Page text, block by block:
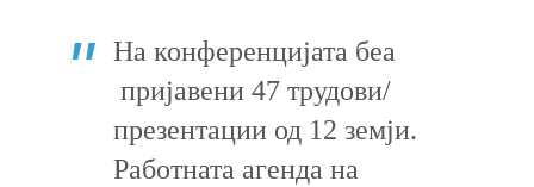
На конференцијата беа
пријавени 47 трудови/
презентации од 12 земји.
Работната агенда на